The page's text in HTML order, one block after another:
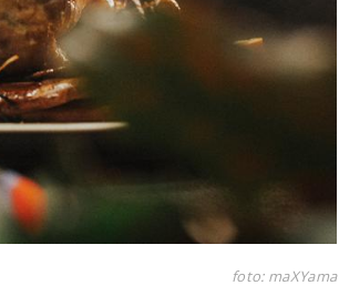
foto: maXYama